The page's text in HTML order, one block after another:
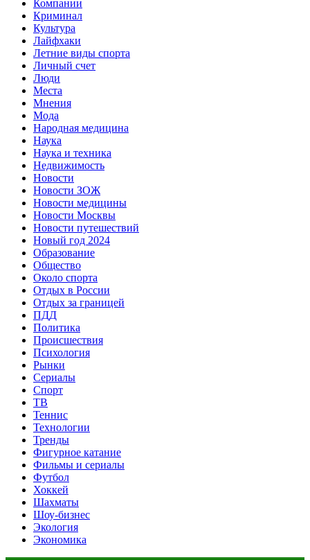
Компании
Криминал
Культура
Лайфхаки
Летние виды спорта
Личный счет
Люди
Места
Мнения
Мода
Народная медицина
Наука
Наука и техника
Недвижимость
Новости
Новости ЗОЖ
Новости медицины
Новости Москвы
Новости путешествий
Новый год 2024
Образование
Общество
Около спорта
Отдых в России
Отдых за границей
ПДД
Политика
Происшествия
Психология
Рынки
Сериалы
Спорт
ТВ
Теннис
Технологии
Тренды
Фигурное катание
Фильмы и сериалы
Футбол
Хоккей
Шахматы
Шоу-бизнес
Экология
Экономика